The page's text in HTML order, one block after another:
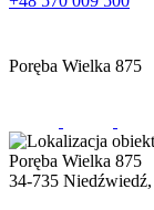
Poręba Wielka 875
Poręba Wielka 875
34-735 Niedźwiedź,